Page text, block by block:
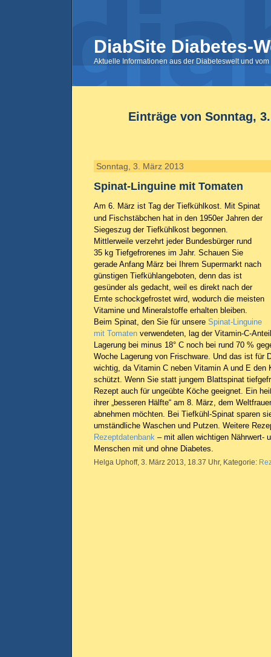
DiabSite Diabetes-
Aktuelle Informationen aus der Diabeteswelt und
Einträge von Sonntag,
Sonntag, 3. März 2013
Spinat-Linguine mit Tomaten
Am 6. März ist Tag der Tiefkühlkost. Mit Spinat
und Fischstäbchen hat in den 1950er Jahren der
Siegeszug der Tiefkühlkost begonnen.
Mittlerweile verzehrt jeder Bundesbürger rund
35 kg Tiefgefrorenes im Jahr. Schauen Sie
gerade Anfang März bei Ihrem Supermarkt nach
günstigen Tiefkühlangeboten, denn das ist
gesünder als gedacht, weil es direkt nach der
Ernte schockgefrostet wird, wodurch die meisten
Vitamine und Mineralstoffe erhalten bleiben.
Beim Spinat, den Sie für unsere Spinat-Linguine
mit Tomaten verwendeten, lag der Vitamin-C-
Lagerung bei minus 18° C noch bei rund 70 %
Woche Lagerung von Frischware. Und das ist für
wichtig, da Vitamin C neben Vitamin A und E den
schützt. Wenn Sie statt jungem Blattspinat
Rezept auch für ungeübte Köche geeignet. Ein
ihrer „besseren Hälfte“ am 8. März, dem
abnehmen möchten. Bei Tiefkühl-Spinat sparen
umständliche Waschen und Putzen. Weitere
Rezeptdatenbank – mit allen wichtigen Nährwert-
Menschen mit und ohne Diabetes.
Helga Uphoff, 3. März 2013, 18.37 Uhr, Kategorie: